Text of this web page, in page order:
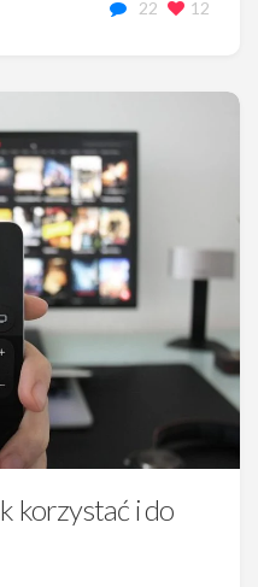
22 12
korzystać i do